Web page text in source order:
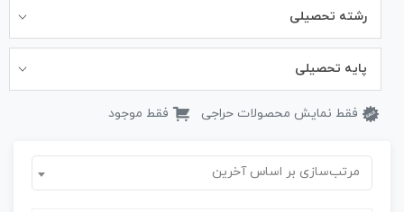
رشته تحصیلی
پایه تحصیلی
فقط نمایش محصولات حراجی فقط موجود
مرتب‌سازی بر اساس آخرین